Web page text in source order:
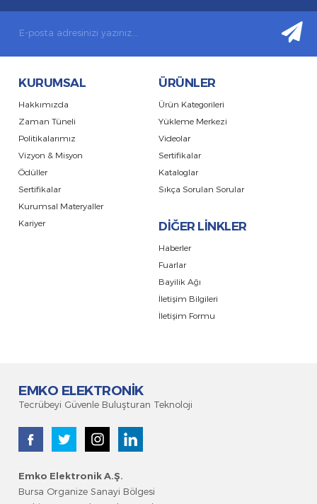
KURUMSAL
Hakkımızda
Zaman Tüneli
Politikalarımız
Vizyon & Misyon
Ödüller
Sertifikalar
Kurumsal Materyaller
Kariyer
ÜRÜNLER
Ürün Kategorileri
Yükleme Merkezi
Videolar
Sertifikalar
Kataloglar
Sıkça Sorulan Sorular
DİĞER LİNKLER
Haberler
Fuarlar
Bayilik Ağı
İletişim Bilgileri
İletişim Formu
EMKO ELEKTRONİK
Tecrübeyi Güvenle Buluşturan Teknoloji
Emko Elektronik A.Ş.
Bursa Organize Sanayi Bölgesi